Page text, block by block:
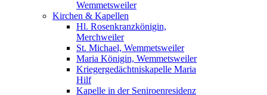
Wemmetsweiler
Kirchen & Kapellen
Hl. Rosenkranzkönigin,
Merchweiler
St. Michael, Wemmetsweiler
Maria Königin, Wemmetsweiler
Kriegergedächtniskapelle Maria
Hilf
Kapelle in der Seniroenresidenz